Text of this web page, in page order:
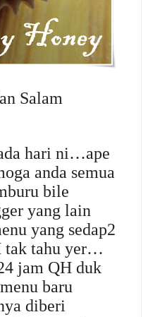
Salam
hari ni…ape
anda semua
bile
yang lain
yang sedap2
tak tahu yer…
jam QH duk
baru
diberi